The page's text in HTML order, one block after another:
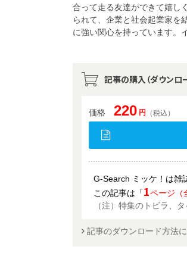
合って走る友達ができて嬉し
られて、企業と社会起業家
に強い関心を持っています。
記事の購入（ダウンロ
価格 220 円 （税込）
G-Search ミッケ！は雑
この記事は「1ページ（
（注）特集のトビラ、
記事のダウンロード方法